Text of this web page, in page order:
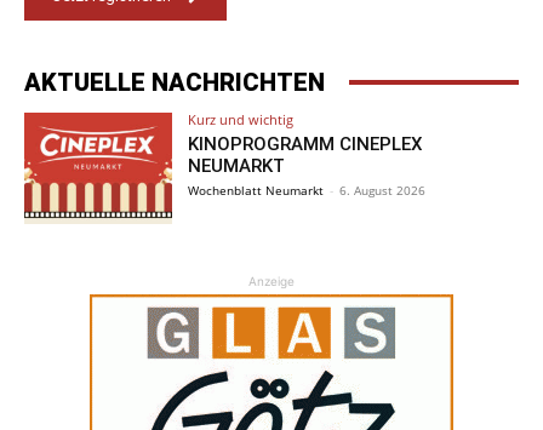
AKTUELLE NACHRICHTEN
Kurz und wichtig
KINOPROGRAMM CINEPLEX
NEUMARKT
Wochenblatt Neumarkt - 6. August 2026
Anzeige